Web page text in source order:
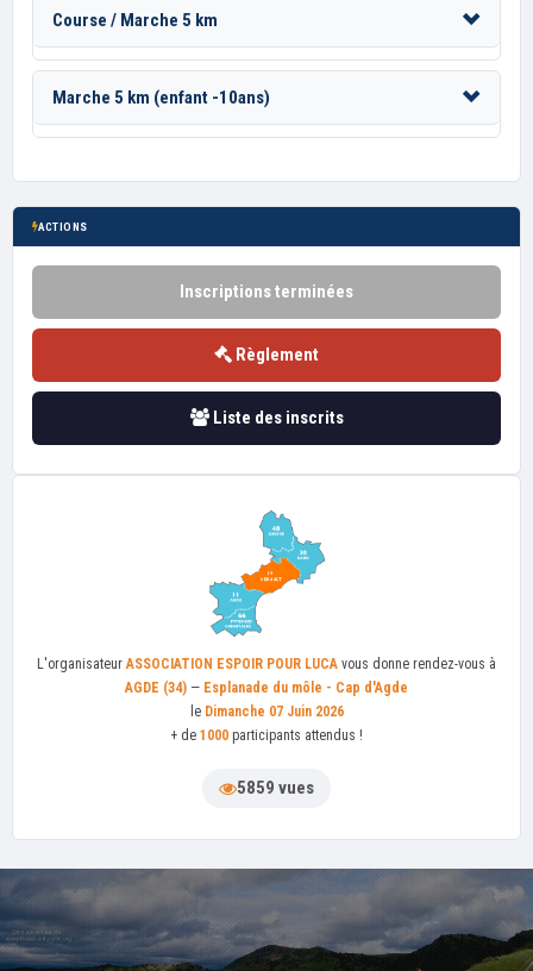
Course / Marche 5 km
Marche 5 km (enfant -10ans)
ACTIONS
Inscriptions terminées
Règlement
Liste des inscrits
L'organisateurASSOCIATION ESPOIR POUR LUCA vous donne rendez-vous à
AGDE (34) — Esplanade du môle - Cap d'Agde
le Dimanche 07 Juin 2026
+ de 1000 participants attendus !
5859 vues